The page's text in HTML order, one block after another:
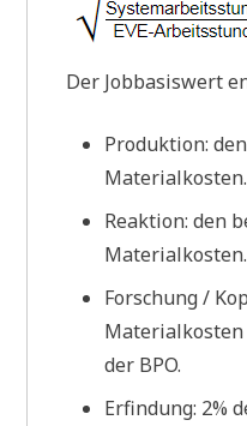
Der Jobbasiswert
Produktion:
Materialkosten.
Reaktion: den
Materialkosten.
Forschung /
der BPO.
Erfindung: 2%